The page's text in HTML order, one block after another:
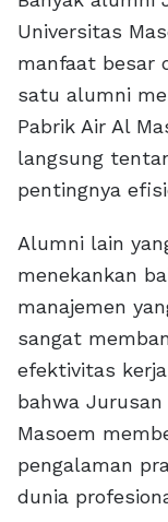
Universitas
manfaat besar
satu alumni
Pabrik Air Al
langsung
pentingnya
Alumni lain
menekankan
manajemen
sangat
efektivitas
bahwa
Masoem
pengalaman
dunia